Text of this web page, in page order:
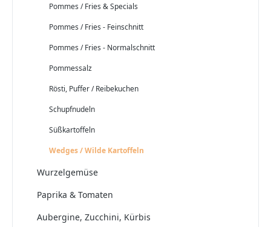
Pommes / Fries & Specials
Pommes / Fries - Feinschnitt
Pommes / Fries - Normalschnitt
Pommessalz
Rösti, Puffer / Reibekuchen
Schupfnudeln
Süßkartoffeln
Wedges / Wilde Kartoffeln
Wurzelgemüse
Paprika & Tomaten
Aubergine, Zucchini, Kürbis